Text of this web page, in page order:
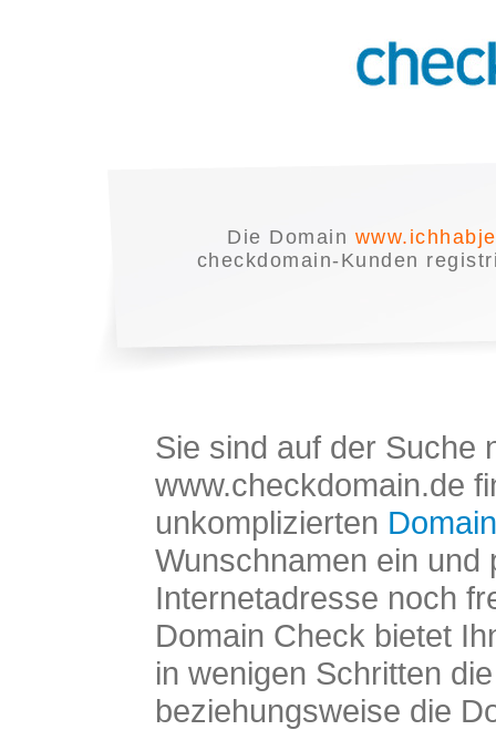
Die Domain
checkdomain-Kunden
Sie sind auf der Suche
www.checkdomain.de
unkomplizierten
Wunschnamen ein und
Internetadresse noch
Domain Check bietet
in wenigen Schritten
beziehungsweise die